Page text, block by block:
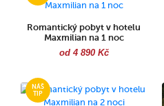
Romantický pobyt v hotelu
Maxmilian na 1 noc
od 4 890 Kč